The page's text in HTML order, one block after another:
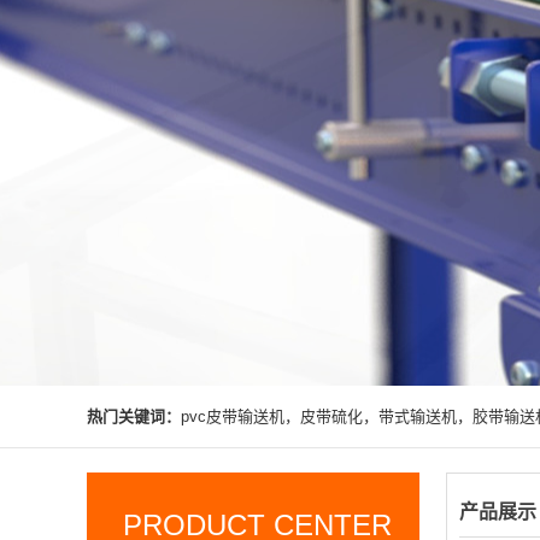
热门关键词： pvc皮带输送机，皮带硫化，带式输送机，胶带输送
PRODUCT CENTER 产品展示